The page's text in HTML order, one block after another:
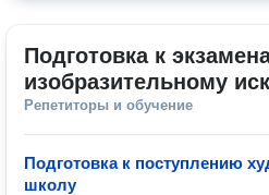
Подготовка к
изобразительному
Репетиторы и обучение
Подготовка к поступлению
школу